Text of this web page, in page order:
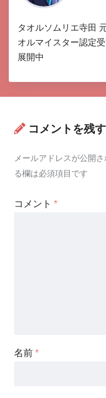
タオルソムリエ寺田
オルマイスター認定
展開中
コメントを残す
メールアドレスが公開
る欄は必須項目です
コメント *
名前 *